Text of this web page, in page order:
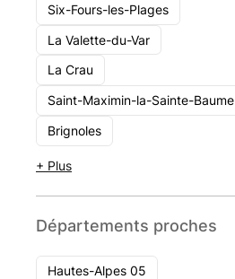
Six-Fours-les-Plages
La Valette-du-Var
La Crau
Saint-Maximin-la-Sainte-Baume
Brignoles
+ Plus
Départements proches
Hautes-Alpes 05